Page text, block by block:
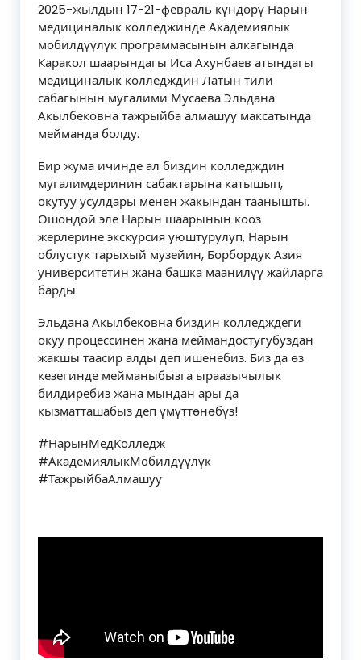
2025-жылдын 17-21-февраль күндөрү Нарын
медициналык колледжинде Академиялык
мобилдүүлүк программасынын алкагында
Каракол шаарындагы Иса Ахунбаев атындагы
медициналык колледждин Латын тили
сабагынын мугалими Мусаева Эльдана
Акылбековна тажрыйба алмашуу максатында
мейманда болду.
Бир жума ичинде ал биздин колледждин
мугалимдеринин сабактарына катышып,
окутуу усулдары менен жакындан таанышты.
Ошондой эле Нарын шаарынын кооз
жерлерине экскурсия уюштурулуп, Нарын
облустук тарыхый музейин, Борбордук Азия
университетин жана башка маанилүү жайларга
барды.
Эльдана Акылбековна биздин колледждеги
окуу процессинен жана меймандостугубуздан
жакшы таасир алды деп ишенебиз. Биз да өз
кезегинде мейманыбызга ыраазычылык
билдиребиз жана мындан ары да
кызматташабыз деп үмүттөнөбүз!
#НарынМедКолледж
#АкадемиялыкМобилдүүлүк
#ТажрыйбаАлмашуу